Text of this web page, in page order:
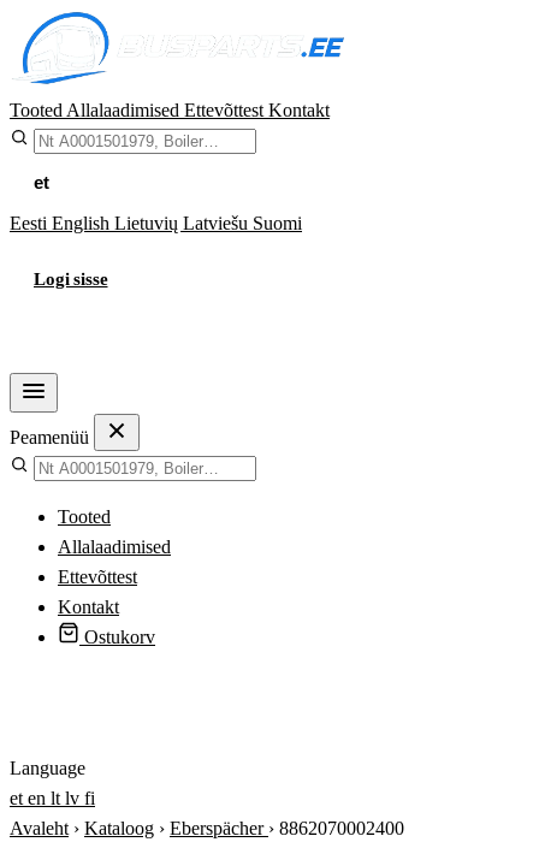
Tooted Allalaadimised Ettevõttest Kontakt
et
Eesti English Lietuvių Latviešu Suomi
Logi sisse
Peamenüü
Tooted
Allalaadimised
Ettevõttest
Kontakt
Ostukorv
Language
et en lt lv fi
Avaleht › Kataloog › Eberspächer › 8862070002400